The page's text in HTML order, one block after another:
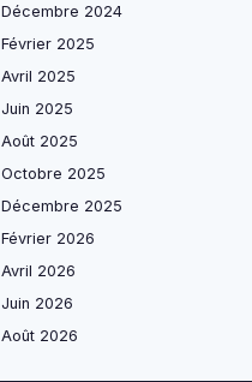
Décembre 2024
Février 2025
Avril 2025
Juin 2025
Août 2025
Octobre 2025
Décembre 2025
Février 2026
Avril 2026
Juin 2026
Août 2026